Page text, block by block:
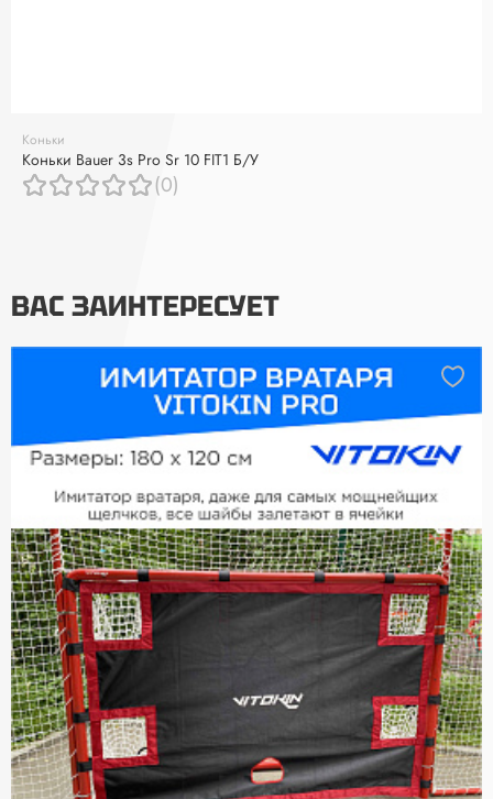
Коньки
Коньки Bauer 3s Pro Sr 10 FIT1 Б/У
(0)
ВАС ЗАИНТЕРЕСУЕТ